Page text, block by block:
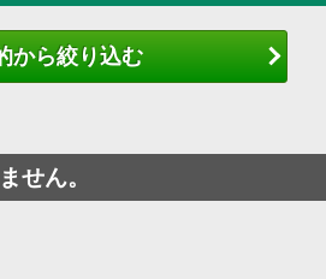
から絞り込む
せん。